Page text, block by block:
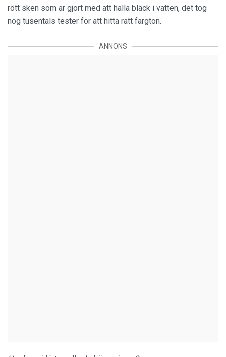
rött sken som är gjort med att hälla bläck i vatten, det tog
nog tusentals tester för att hitta rätt färgton.
ANNONS